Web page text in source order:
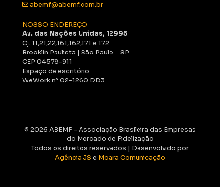
abemf@abemf.com.br
NOSSO ENDEREÇO
Av. das Nações Unidas, 12995
Cj. 11,21,22,161,162,171 e 172
Brooklin Paulista | São Paulo – SP
CEP 04578-911
Espaço de escritório
WeWork n° 02-1260 DD3
© 2026 ABEMF - Associação Brasileira das Empresas
do Mercado de Fidelização
Todos os direitos reservados | Desenvolvido por
Agência JS e Moara Comunicação